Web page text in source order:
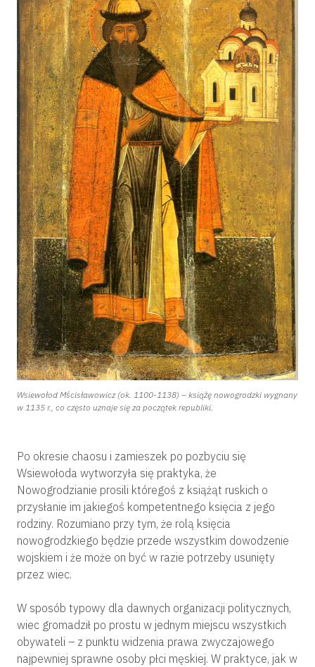
Wsiewołod Mścisławowicz (ok. 1100-1138) – książę nowogrodzki wygnany
w 1135 r., co często uznaje się za początek republiki.
Po okresie chaosu i zamieszek po pozbyciu się
Wsiewołoda wytworzyła się praktyka, że
Nowogrodzianie prosili któregoś z książąt ruskich o
przysłanie im jakiegoś kompetentnego księcia z jego
rodziny. Rozumiano przy tym, że rolą księcia
nowogrodzkiego będzie przede wszystkim dowodzenie
wojskiem i że może on być w razie potrzeby usunięty
przez wiec.
W sposób typowy dla dawnych organizacji politycznych,
wiec gromadził po prostu w jednym miejscu wszystkich
obywateli – z punktu widzenia prawa zwyczajowego
najpewniej sprawne osoby płci męskiej. W praktyce, jak w